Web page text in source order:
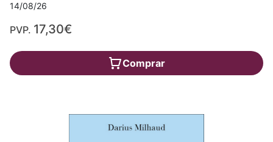
14/08/26
PVP. 17,30€
Comprar